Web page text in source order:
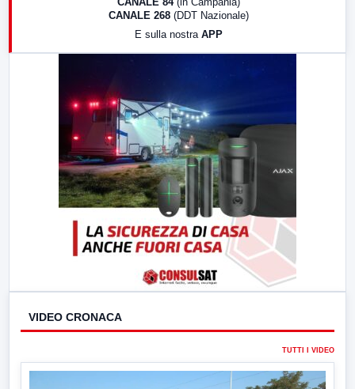
CANALE 268 (DDT Nazionale)
E sulla nostra APP
VIDEO CRONACA
TUTTI I VIDEO